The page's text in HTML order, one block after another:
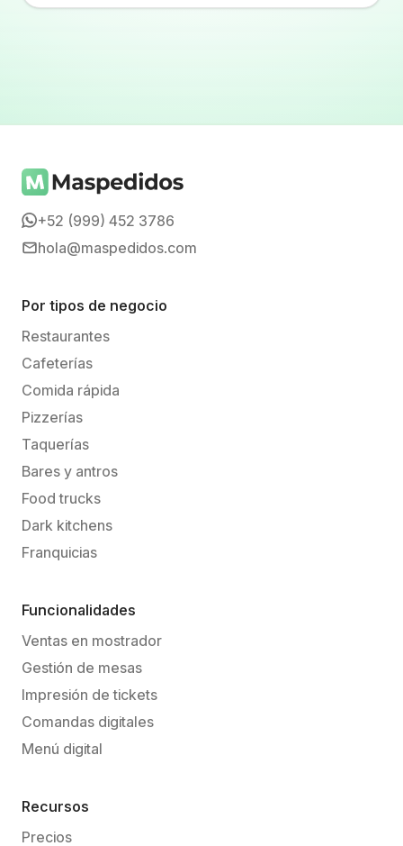
+52 (999) 452 3786
hola@maspedidos.com
Por tipos de negocio
Restaurantes
Cafeterías
Comida rápida
Pizzerías
Taquerías
Bares y antros
Food trucks
Dark kitchens
Franquicias
Funcionalidades
Ventas en mostrador
Gestión de mesas
Impresión de tickets
Comandas digitales
Menú digital
Recursos
Precios